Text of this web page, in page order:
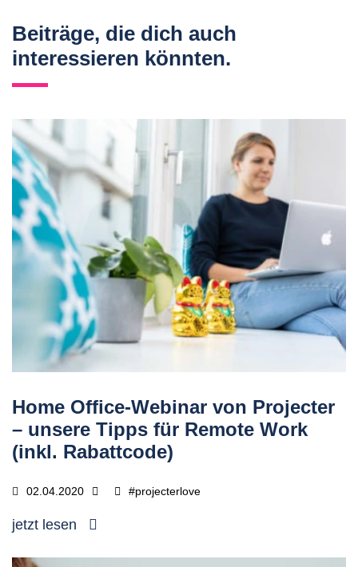
Beiträge, die dich auch
interessieren könnten.
Home Office-Webinar von Projecter
– unsere Tipps für Remote Work
(inkl. Rabattcode)
02.04.2020 #projecterlove
jetzt lesen